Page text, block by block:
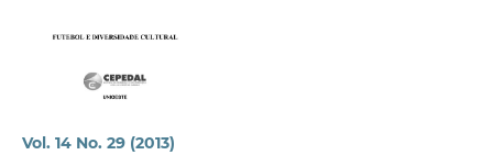
Vol. 14 No. 29 (2013)